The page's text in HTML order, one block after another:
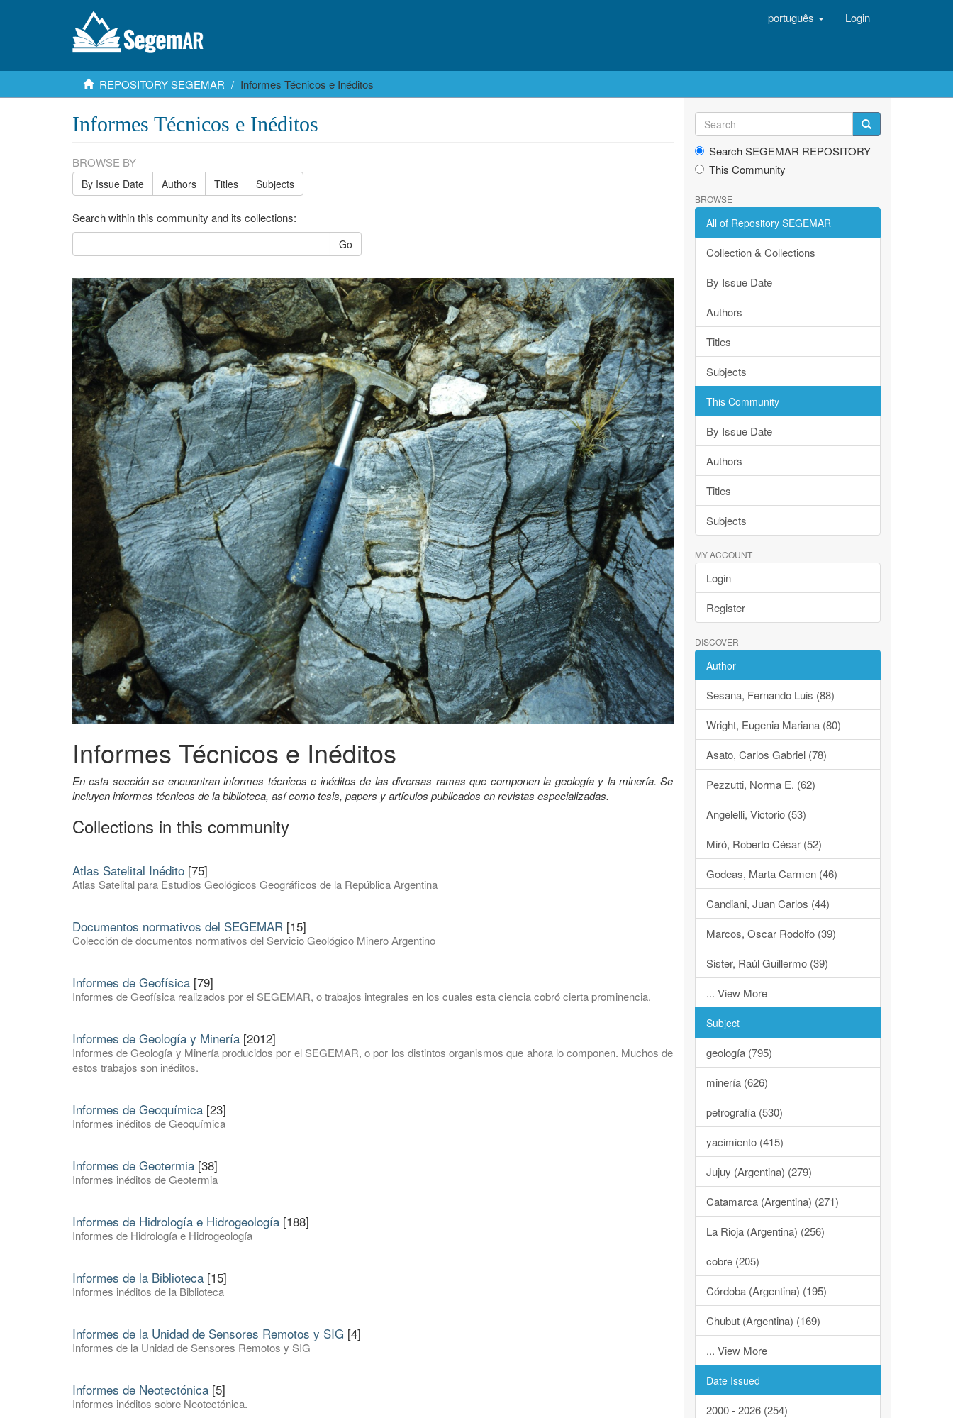
português Login
REPOSITORY SEGEMAR Informes Técnicos e Inéditos
Informes Técnicos e Inéditos
BROWSE BY
By Issue Date Authors Titles Subjects
Search within this community and its collections:
Go
Informes Técnicos e Inéditos
En esta sección se encuentran informes técnicos e inéditos de las diversas ramas que componen la geología y la minería. Se
incluyen informes técnicos de la biblioteca, así como tesis, papers y artículos publicados en revistas especializadas.
Collections in this community
Atlas Satelital Inédito [75]
Atlas Satelital para Estudios Geológicos Geográficos de la República Argentina
Documentos normativos del SEGEMAR [15]
Colección de documentos normativos del Servicio Geológico Minero Argentino
Informes de Geofísica [79]
Informes de Geofísica realizados por el SEGEMAR, o trabajos integrales en los cuales esta ciencia cobró cierta prominencia.
Informes de Geología y Minería [2012]
Informes de Geología y Minería producidos por el SEGEMAR, o por los distintos organismos que ahora lo componen. Muchos de
estos trabajos son inéditos.
Informes de Geoquímica [23]
Informes inéditos de Geoquímica
Informes de Geotermia [38]
Informes inéditos de Geotermia
Informes de Hidrología e Hidrogeología [188]
Informes de Hidrología e Hidrogeología
Informes de la Biblioteca [15]
Informes inéditos de la Biblioteca
Informes de la Unidad de Sensores Remotos y SIG [4]
Informes de la Unidad de Sensores Remotos y SIG
Informes de Neotectónica [5]
Informes inéditos sobre Neotectónica.
Search SEGEMAR REPOSITORY
This Community
BROWSE
All of Repository SEGEMAR
Collection & Collections
By Issue Date
Authors
Titles
Subjects
This Community
By Issue Date
Authors
Titles
Subjects
MY ACCOUNT
Login
Register
DISCOVER
Author
Sesana, Fernando Luis (88)
Wright, Eugenia Mariana (80)
Asato, Carlos Gabriel (78)
Pezzutti, Norma E. (62)
Angelelli, Victorio (53)
Miró, Roberto César (52)
Godeas, Marta Carmen (46)
Candiani, Juan Carlos (44)
Marcos, Oscar Rodolfo (39)
Sister, Raúl Guillermo (39)
... View More
Subject
geología (795)
minería (626)
petrografía (530)
yacimiento (415)
Jujuy (Argentina) (279)
Catamarca (Argentina) (271)
La Rioja (Argentina) (256)
cobre (205)
Córdoba (Argentina) (195)
Chubut (Argentina) (169)
... View More
Date Issued
2000 - 2026 (254)